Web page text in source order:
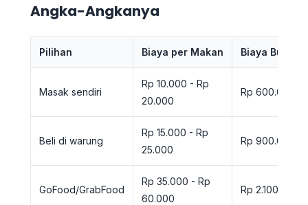
Angka-Angkanya
Pilihan Biaya per Makan Biaya
Masak sendiri
Rp 10.000 - Rp
20.000
Rp 600.000 -
Beli di warung
Rp 15.000 - Rp
25.000
Rp 900.000 -
GoFood/GrabFood
Rp 35.000 - Rp
60.000
Rp 2.100.000